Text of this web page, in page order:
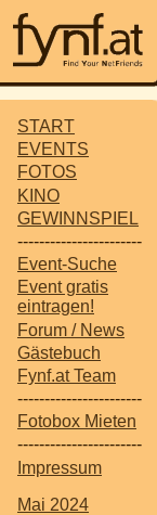
START
EVENTS
FOTOS
KINO
GEWINNSPIEL
-----------------------
Event-Suche
Event gratis
eintragen!
Forum / News
Gästebuch
Fynf.at Team
-----------------------
Fotobox Mieten
-----------------------
Impressum
Mai 2024